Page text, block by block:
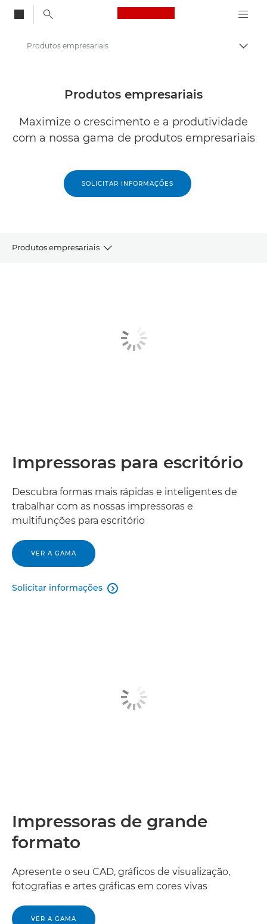
Canon Logo, back
Soluções e serviços
Produtos empresariais
Produtos empresariais
Maximize o crescimento e a produtividade
com a nossa gama de produtos empresariais
SOLICITAR INFORMAÇÕES
Produtos empresariais
IMPRESSORAS DE PRODUÇÃO
Impressoras para escritório
Descubra formas mais rápidas e inteligentes de
trabalhar com as nossas impressoras e
multifunções para escritório
VER A GAMA
Solicitar informações 
Impressoras de grande
formato
Apresente o seu CAD, gráficos de visualização,
fotografias e artes gráficas em cores vivas
VER A GAMA